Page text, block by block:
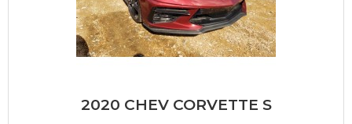
2020 CHEV CORVETTE S